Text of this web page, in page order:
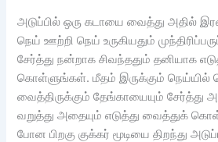
அடுப்பில் ஒரு கடாயை வைத்து அதில்
நெய் ஊற்றி நெய் உருகியதும்
சேர்த்து நன்றாக சிவந்ததும் தனியாக
கொள்ளுங்கள். மீதம் இருக்கும் நெய்யில்
வைத்திருக்கும் தேங்காயையும் சேர்த்து
வறுத்து அதையும் எடுத்து வைத்துக்
போன பிறகு குக்கர் மூடியை திறந்து